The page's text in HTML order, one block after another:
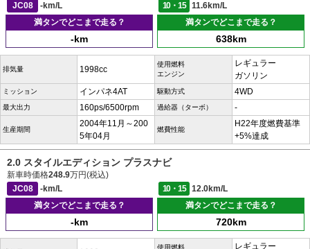
JC08
-km/L 10・15
11.6km/L
満タンでどこまで走る？
-km
満タンでどこまで走る？
638km
排気量 1998cc
使用燃料
エンジン
レギュラー
ガソリン
ミッション インパネ4AT 駆動方式 4WD
最大出力 160ps/6500rpm 過給器（ターボ） -
生産期間
2004年11月～200
5年04月
燃費性能
H22年度燃費基準
+5%達成
2.0 スタイルエディション プラスナビ
新車時価格248.9万円(税込)
JC08
-km/L 10・15
12.0km/L
満タンでどこまで走る？
-km
満タンでどこまで走る？
720km
使用燃料
レギュラー